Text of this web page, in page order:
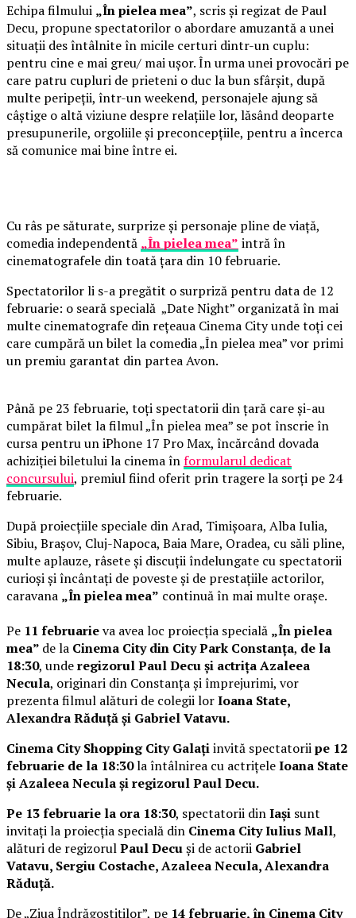
Echipa filmului „În pielea mea”, scris și regizat de Paul
Decu, propune spectatorilor o abordare amuzantă a unei
situații des întâlnite în micile certuri dintr-un cuplu:
pentru cine e mai greu/ mai ușor. În urma unei provocări pe
care patru cupluri de prieteni o duc la bun sfârșit, după
multe peripeții, într-un weekend, personajele ajung să
câștige o altă viziune despre relațiile lor, lăsând deoparte
presupunerile, orgoliile și preconcepțiile, pentru a încerca
să comunice mai bine între ei.
Cu râs pe săturate, surprize și personaje pline de viață,
comedia independentă „În pielea mea” intră în
cinematografele din toată țara din 10 februarie.
Spectatorilor li s-a pregătit o surpriză pentru data de 12
februarie: o seară specială „Date Night” organizată în mai
multe cinematografe din rețeaua Cinema City unde toți cei
care cumpără un bilet la comedia „În pielea mea” vor primi
un premiu garantat din partea Avon.
Până pe 23 februarie, toți spectatorii din țară care și-au
cumpărat bilet la filmul „În pielea mea” se pot înscrie în
cursa pentru un iPhone 17 Pro Max, încărcând dovada
achiziției biletului la cinema înformularul dedicat
concursului, premiul fiind oferit prin tragere la sorți pe 24
februarie.
După proiecțiile speciale din Arad, Timișoara, Alba Iulia,
Sibiu, Brașov, Cluj-Napoca, Baia Mare, Oradea, cu săli pline,
multe aplauze, râsete și discuții îndelungate cu spectatorii
curioși și încântați de poveste și de prestațiile actorilor,
caravana „În pielea mea” continuă în mai multe orașe.
Pe 11 februarieva avea loc proiecția specială „În pielea
mea” de la Cinema City din City Park Constanța, de la
18:30, underegizorul Paul Decu și actrița Azaleea
Necula, originari din Constanța și împrejurimi, vor
prezenta filmul alături de colegii lorIoana State,
Alexandra Răduță și Gabriel Vatavu.
Cinema City Shopping City Galațiinvită spectatoriipe 12
februarie de la 18:30la întâlnirea cu actrițeleIoana State
și Azaleea Necula și regizorul Paul Decu.
Pe 13 februarie la ora 18:30, spectatorii dinIași sunt
invitați la proiecția specială din Cinema City Iulius Mall,
alături de regizorulPaul Decuși de actorii Gabriel
Vatavu, Sergiu Costache, Azaleea Necula, Alexandra
Răduță.
De „Ziua Îndrăgostiților”, pe 14 februarie, în Cinema City